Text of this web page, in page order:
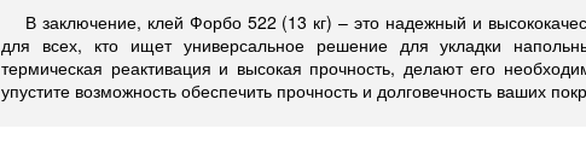
В заключение, клей Форбо 522 (13 кг) – это надежный и
для всех, кто ищет универсальное решение для укладки
термическая реактивация и высокая прочность, делают его
упустите возможность обеспечить прочность и долговечность ваших